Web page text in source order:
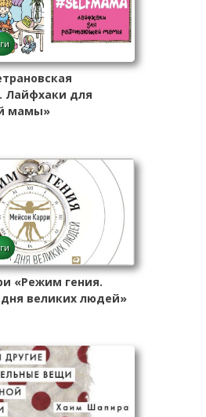
Лайфхаки для
мамы»
«Режим гения.
великих людей»